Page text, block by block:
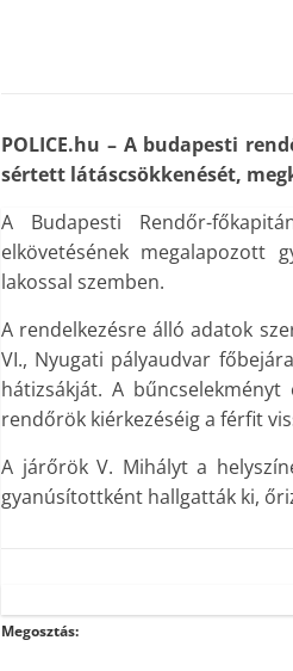
POLICE.hu – A budapesti
sértett látáscsökkenését,
A Budapesti Rendőr-
elkövetésének megalapozott
lakossal szemben.
A rendelkezésre álló adatok
VI., Nyugati pályaudvar
hátizsákját. A
rendőrök kiérkezéséig a férfit
A járőrök V. Mihályt a
gyanúsítottként hallgatták ki,
Megosztás: